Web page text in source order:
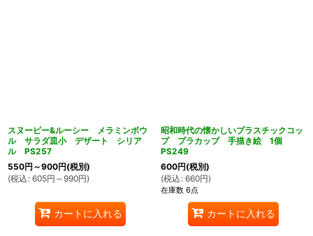
スヌーピー&ルーシー メラミンボウ
ル サラダ皿小 デザート シリア
ル PS257
550円 ～900円(税別)
(税込 : 605円 ～990円)
カートに入れる
昭和時代の懐かしいプラスチックコッ
プ プラカップ 手描き絵 1個
PS249
600円(税別)
(税込 : 660円)
在庫数 6点
カートに入れる